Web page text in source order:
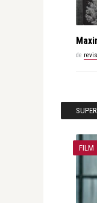
de
FILM